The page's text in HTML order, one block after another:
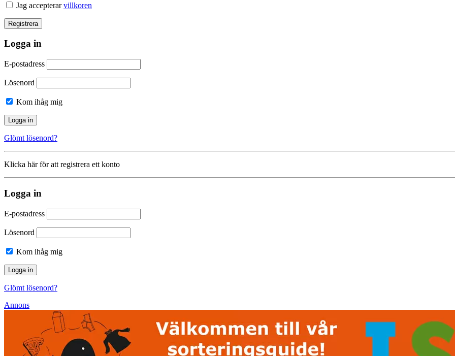
Jag accepterarvillkoren
Logga in
E-postadress
Lösenord
Kom ihåg mig
Glömt lösenord?
Klicka här för att registrera ett konto
Logga in
E-postadress
Lösenord
Kom ihåg mig
Glömt lösenord?
Annons